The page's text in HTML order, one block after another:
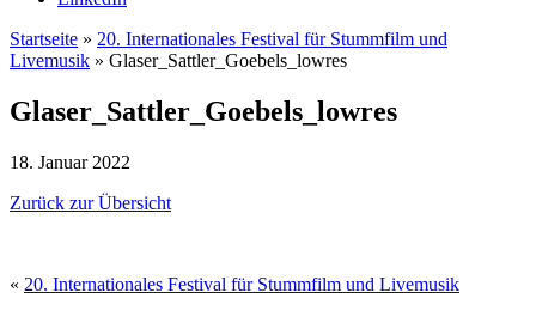
Startseite » 20. Internationales Festival für Stummfilm und
Livemusik » Glaser_Sattler_Goebels_lowres
Glaser_Sattler_Goebels_lowres
18. Januar 2022
Zurück zur Übersicht
« 20. Internationales Festival für Stummfilm und Livemusik